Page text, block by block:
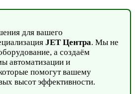
для вашего
JET Центра. Мы не
а создаём
автоматизации и
помогут вашему
высот эффективности.